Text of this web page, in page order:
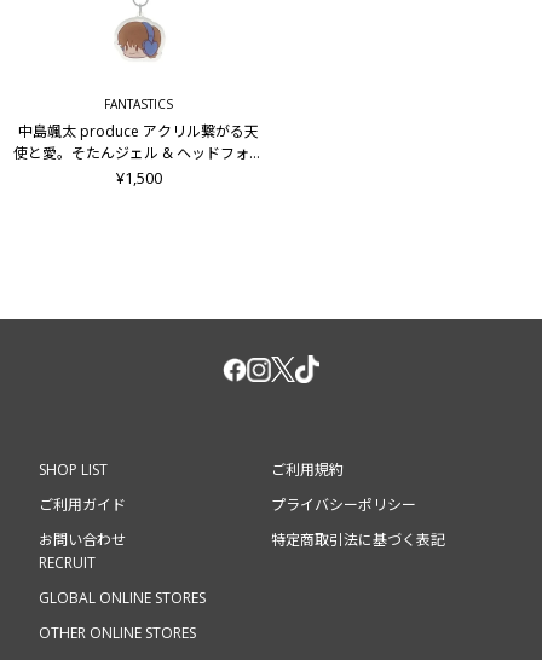
FANTASTICS
中島颯太 produce アクリル繋がる天
使と愛。そたんジェル & ヘッドフォン
LOVEそた
¥1,500
SHOP LIST
ご利用ガイド
お問い合わせ
ご利用規約
プライバシーポリシー
特定商取引法に基づく表記
RECRUIT
GLOBAL ONLINE STORES
OTHER ONLINE STORES